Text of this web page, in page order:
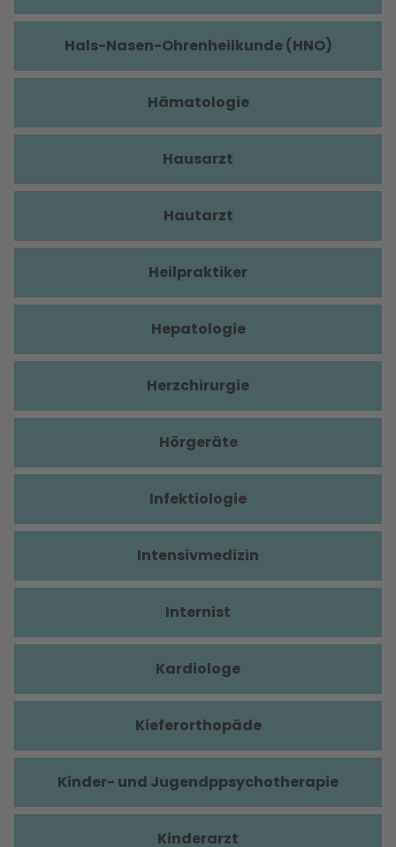
Hals-Nasen-Ohrenheilkunde (HNO)
Hämatologie
Hausarzt
Hautarzt
Heilpraktiker
Hepatologie
Herzchirurgie
Hörgeräte
Infektiologie
Intensivmedizin
Internist
Kardiologe
Kieferorthopäde
Kinder- und Jugendppsychotherapie
Kinderarzt